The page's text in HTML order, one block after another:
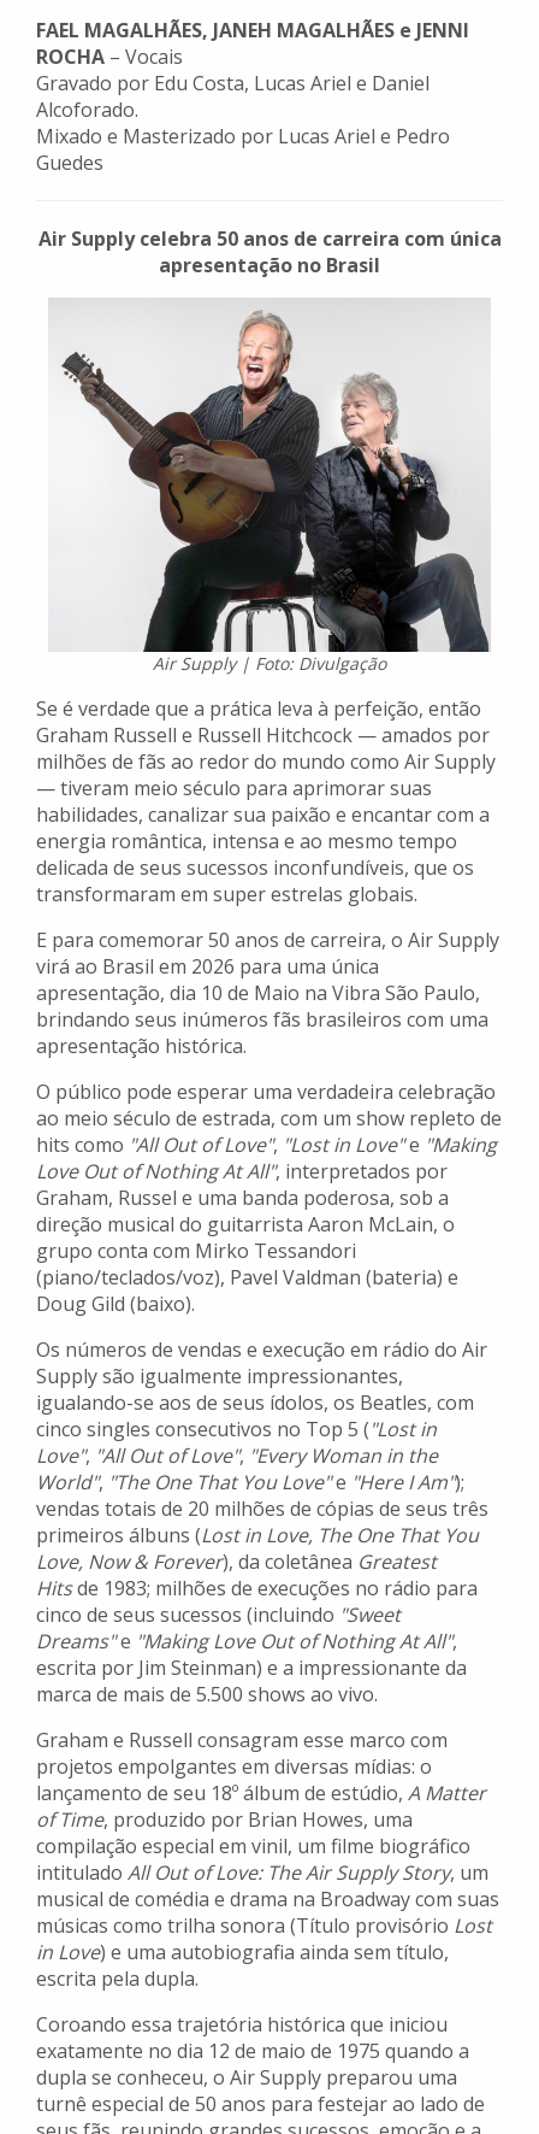
FAEL MAGALHÃES, JANEH MAGALHÃES e JENNI
ROCHA – Vocais
Gravado por Edu Costa, Lucas Ariel e Daniel
Alcoforado.
Mixado e Masterizado por Lucas Ariel e Pedro
Guedes
Air Supply celebra 50 anos de carreira com única
apresentação no Brasil
Air Supply | Foto: Divulgação
Se é verdade que a prática leva à perfeição, então
Graham Russell e Russell Hitchcock — amados por
milhões de fãs ao redor do mundo como Air Supply
— tiveram meio século para aprimorar suas
habilidades, canalizar sua paixão e encantar com a
energia romântica, intensa e ao mesmo tempo
delicada de seus sucessos inconfundíveis, que os
transformaram em super estrelas globais.
E para comemorar 50 anos de carreira, o Air Supply
virá ao Brasil em 2026 para uma única
apresentação, dia 10 de Maio na Vibra São Paulo,
brindando seus inúmeros fãs brasileiros com uma
apresentação histórica.
O público pode esperar uma verdadeira celebração
ao meio século de estrada, com um show repleto de
hits como "All Out of Love", "Lost in Love"e "Making
Love Out of Nothing At All", interpretados por
Graham, Russel e uma banda poderosa, sob a
direção musical do guitarrista Aaron McLain, o
grupo conta com Mirko Tessandori
(piano/teclados/voz), Pavel Valdman (bateria) e
Doug Gild (baixo).
Os números de vendas e execução em rádio do Air
Supply são igualmente impressionantes,
igualando-se aos de seus ídolos, os Beatles, com
cinco singles consecutivos no Top 5 ("Lost in
Love", "All Out of Love", "Every Woman in the
World", "The One That You Love"e "Here I Am");
vendas totais de 20 milhões de cópias de seus três
primeiros álbuns (Lost in Love, The One That You
Love, Now & Forever), da coletânea Greatest
Hitsde 1983; milhões de execuções no rádio para
cinco de seus sucessos (incluindo "Sweet
Dreams"e "Making Love Out of Nothing At All",
escrita por Jim Steinman) e a impressionante da
marca de mais de 5.500 shows ao vivo.
Graham e Russell consagram esse marco com
projetos empolgantes em diversas mídias: o
lançamento de seu 18º álbum de estúdio, A Matter
of Time, produzido por Brian Howes, uma
compilação especial em vinil, um filme biográfico
intitulado All Out of Love: The Air Supply Story, um
musical de comédia e drama na Broadway com suas
músicas como trilha sonora (Título provisório Lost
in Love) e uma autobiografia ainda sem título,
escrita pela dupla.
Coroando essa trajetória histórica que iniciou
exatamente no dia 12 de maio de 1975 quando a
dupla se conheceu, o Air Supply preparou uma
turnê especial de 50 anos para festejar ao lado de